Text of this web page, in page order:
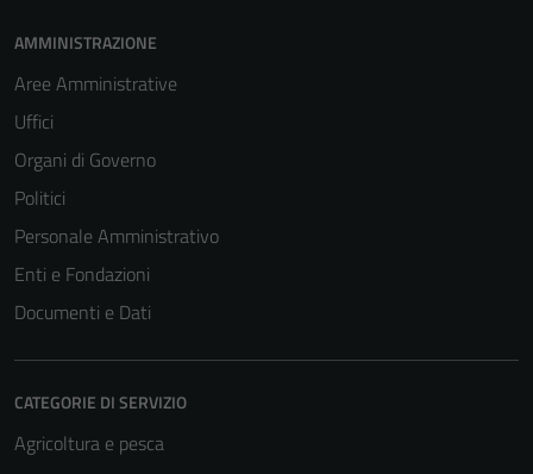
AMMINISTRAZIONE
Aree Amministrative
Uffici
Organi di Governo
Politici
Personale Amministrativo
Enti e Fondazioni
Documenti e Dati
CATEGORIE DI SERVIZIO
Agricoltura e pesca